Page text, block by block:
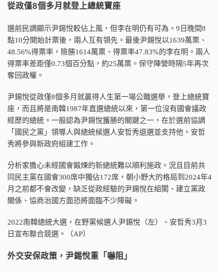
從政僅8個多月就登上總統寶座
選前民調顯示尹錫悅較佔上風，但李在明仍有可為。9日晚間8
點10分開始計票後，兩人互有領先。最後尹錫悅以1639萬票、
48.56%得票率，險勝1614萬票、得票率47.83%的李在明。兩人
得票率差距僅0.73個百分點，約25萬票。保守陣營時隔5年再次
奪回政權。
尹錫悅從政僅8個多月就贏得人生第一場公職選舉，登上總統寶
座，而且將是南韓1987年直選總統以來，第一位沒有國會議政
經歷的總統。一般認為尹錫悅獲勝的關鍵之一，在於選前協調
「國民之黨」領導人與總統候選人安哲秀退選並支持他。安哲
秀將參與新政府組建工作。
分析家擔心未經國會鍛煉的新總統難以順利施政。況且目前共
同民主黨在國會300席中獨佔172席，朝小野大的格局到2024年4
月之前都不會改變，缺乏從政經驗的尹錫悅在組閣、建立黨政
關係、協商治國方面恐將面臨不少障礙。
2022南韓總統大選，在野黨候選人尹錫悅（左）、安哲秀3月3
日宣布聯合競選。（AP）
外交安保政策，尹錫悅重「嚇阻」